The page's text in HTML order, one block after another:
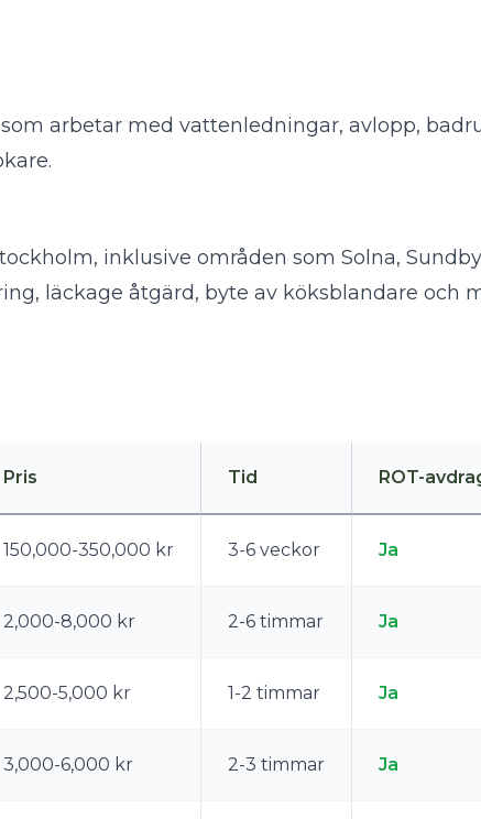
arbetar med vattenledningar, avlopp,
.
inklusive områden som Solna,
läckage åtgärd, byte av köksblandare och
Pris Tid ROT-
150,000-350,000 kr 3-6 veckor Ja
2,000-8,000 kr 2-6 timmar Ja
2,500-5,000 kr 1-2 timmar Ja
3,000-6,000 kr 2-3 timmar Ja